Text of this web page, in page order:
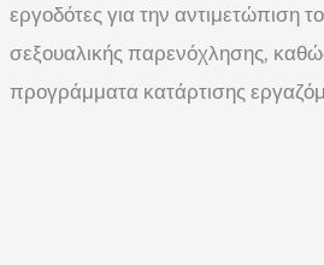
εργοδότες για την αντιμετώπιση
σεξουαλικής παρενόχλησης,
προγράμματα κατάρτισης